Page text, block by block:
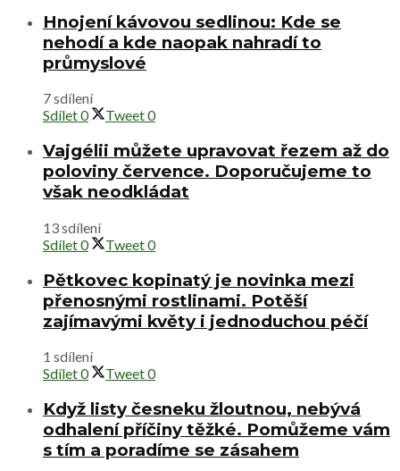
Hnojení kávovou sedlinou: Kde se
nehodí a kde naopak nahradí to
průmyslové
7 sdílení
Sdílet0 Tweet0
Vajgélii můžete upravovat řezem až do
poloviny července. Doporučujeme to
však neodkládat
13 sdílení
Sdílet0 Tweet0
Pětkovec kopinatý je novinka mezi
přenosnými rostlinami. Potěší
zajímavými květy i jednoduchou péčí
1 sdílení
Sdílet0 Tweet0
Když listy česneku žloutnou, nebývá
odhalení příčiny těžké. Pomůžeme vám
s tím a poradíme se zásahem